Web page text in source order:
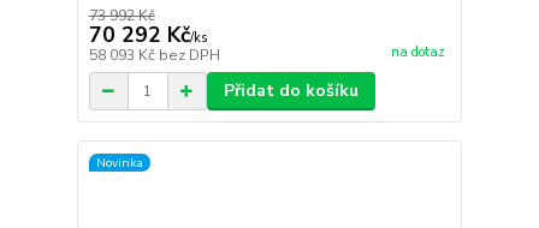
73 992 Kč
70 292 Kč/ks
58 093 Kč bez DPH na dotaz
Přidat do košíku
Novinka